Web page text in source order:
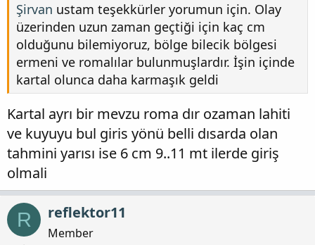
Şirvan ustam teşekkürler yorumun için. Olay
üzerinden uzun zaman geçtiği için kaç cm
olduğunu bilemiyoruz, bölge bilecik bölgesi
ermeni ve romalılar bulunmuşlardır. İşin içinde
kartal olunca daha karmaşık geldi
Kartal ayrı bir mevzu roma dır ozaman lahiti
ve kuyuyu bul giris yönü belli dısarda olan
tahmini yarısı ise 6 cm 9..11 mt ilerde giriş
olmali
R reflektor11
Member